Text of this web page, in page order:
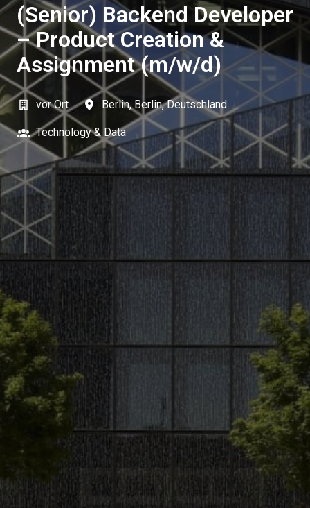
(Senior) Backend Developer
– Product Creation &
Assignment (m/w/d)
vor Ort Berlin, Berlin, Deutschland
Technology & Data